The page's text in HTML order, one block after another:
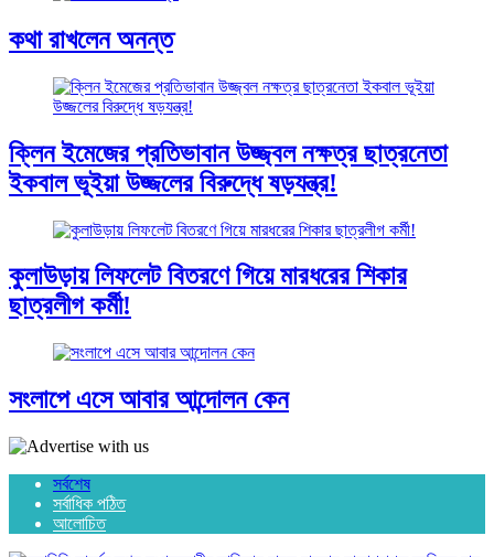
কথা রাখলেন অনন্ত
ক্লিন ইমেজের প্রতিভাবান উজ্জ্বল নক্ষত্র ছাত্রনেতা
ইকবাল ভূইয়া উজ্জলের বিরুদ্ধে ষড়যন্ত্র!
কুলাউড়ায় লিফলেট বিতরণে গিয়ে মারধরের শিকার
ছাত্রলীগ কর্মী!
সংলাপে এসে আবার আন্দোলন কেন
সর্বশেষ
সর্বাধিক পঠিত
আলোচিত